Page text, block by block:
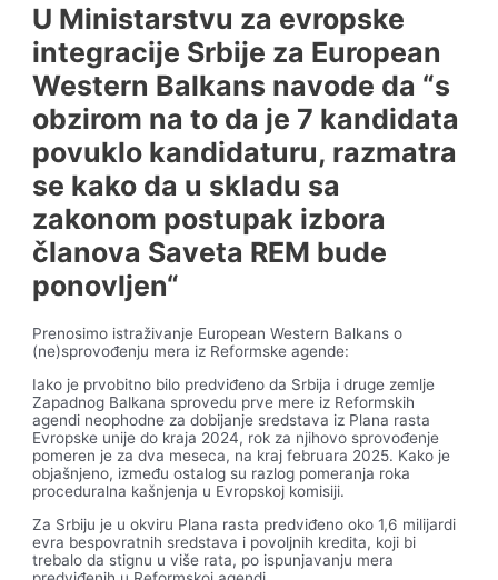
U Ministarstvu za evropske
integracije Srbije za European
Western Balkans navode da “s
obzirom na to da je 7 kandidata
povuklo kandidaturu, razmatra
se kako da u skladu sa
zakonom postupak izbora
članova Saveta REM bude
ponovljen“
Prenosimo istraživanje European Western Balkans o
(ne)sprovođenju mera iz Reformske agende:
Iako je prvobitno bilo predviđeno da Srbija i druge zemlje
Zapadnog Balkana sprovedu prve mere iz Reformskih
agendi neophodne za dobijanje sredstava iz Plana rasta
Evropske unije do kraja 2024, rok za njihovo sprovođenje
pomeren je za dva meseca, na kraj februara 2025. Kako je
objašnjeno, između ostalog su razlog pomeranja roka
proceduralna kašnjenja u Evropskoj komisiji.
Za Srbiju je u okviru Plana rasta predviđeno oko 1,6 milijardi
evra bespovratnih sredstava i povoljnih kredita, koji bi
trebalo da stignu u više rata, po ispunjavanju mera